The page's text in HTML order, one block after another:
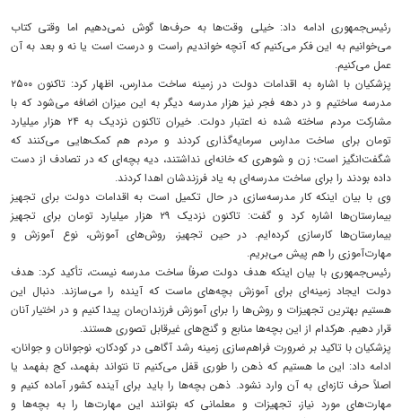
رئیس‌جمهوری ادامه داد: خیلی وقت‌ها به حرف‌ها گوش نمی‌دهیم اما وقتی کتاب
می‌خوانیم به این فکر می‌کنیم که آنچه خواندیم راست و درست است یا نه و بعد به آن
عمل می‌کنیم.
پزشکیان با اشاره به اقدامات دولت در زمینه ساخت مدارس، اظهار کرد: تاکنون ۲۵۰۰
مدرسه ساختیم و در دهه فجر نیز هزار مدرسه دیگر به این میزان اضافه می‌شود که با
مشارکت مردم ساخته شده نه اعتبار دولت. خیران تاکنون نزدیک به ۲۴ هزار میلیارد
تومان برای ساخت مدارس سرمایه‌گذاری کردند و مردم هم کمک‌هایی می‌کنند که
شگفت‌انگیز است؛ زن و شوهری که خانه‌ای نداشتند، دیه‌ بچه‌ای که در تصادف از دست
داده بودند را برای ساخت مدرسه‌ای به یاد فرزندشان اهدا کردند.
وی با بیان اینکه کار مدرسه‌سازی در حال تکمیل است به اقدامات دولت برای تجهیز
بیمارستان‌ها اشاره کرد و گفت: تاکنون نزدیک ۲۹ هزار میلیارد تومان برای تجهیز
بیمارستان‌ها کارسازی کرده‌ایم. در حین تجهیز، روش‌های آموزش، نوع آموزش و
مهارت‌آموزی را هم پیش می‌بریم.
رئیس‌جمهوری با بیان اینکه هدف دولت صرفاً ساخت مدرسه نیست، تأکید کرد: هدف
دولت ایجاد زمینه‌ای برای آموزش بچه‌های ماست که آینده را می‌سازند. دنبال این
هستیم بهترین تجهیزات و روش‌ها را برای آموزش فرزندان‌مان پیدا کنیم و در اختیار آنان
قرار دهیم. هرکدام از این بچه‌ها منابع و گنج‌های غیرقابل تصوری هستند.
پزشکیان با تاکید بر ضرورت فراهم‌سازی زمینه‌ رشد آگاهی در کودکان، نوجوانان و جوانان،
ادامه داد: این ما هستیم که ذهن را طوری قفل می‌کنیم تا نتواند بفهمد، کج بفهمد یا
اصلاً حرف تازه‌ای به آن وارد نشود. ذهن بچه‌ها را باید برای آینده کشور آماده کنیم و
مهارت‌های مورد نیاز، تجهیزات و معلمانی که بتوانند این مهارت‌ها را به بچه‌ها و